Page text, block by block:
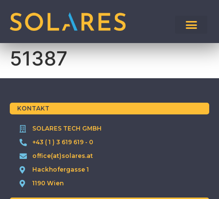
51387
KONTAKT
SOLARES TECH GMBH
+43 ( 1 ) 3 619 619 - 0
office(at)solares.at
Hackhofergasse 1
1190 Wien